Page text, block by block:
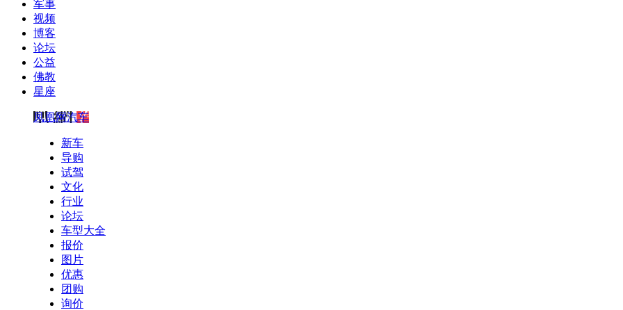
军事
视频
博客
论坛
公益
佛教
星座
凤凰网汽车
新车
导购
试驾
文化
行业
论坛
车型大全
报价
图片
优惠
团购
询价